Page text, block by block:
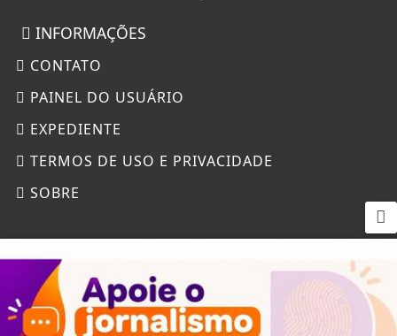
INFORMAÇÕES
CONTATO
PAINEL DO USUÁRIO
EXPEDIENTE
TERMOS DE USO E PRIVACIDADE
SOBRE
Termos de Uso e Privacidade
Esse site utiliza cookies para melhorar sua
experiência de navegação. Ao continuar o acesso,
entendemos que você concorda com nossos Termos